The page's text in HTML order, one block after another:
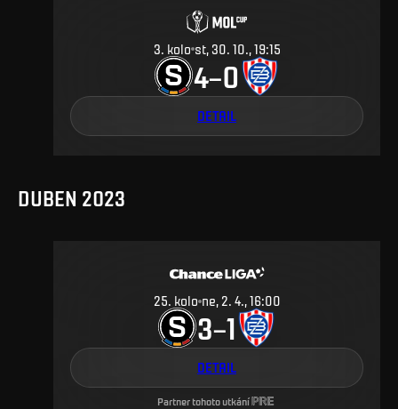
3. kolo st, 30. 10., 19:15
4–0
DETAIL
DUBEN 2023
25. kolo ne, 2. 4., 16:00
3–1
DETAIL
Partner tohoto utkání